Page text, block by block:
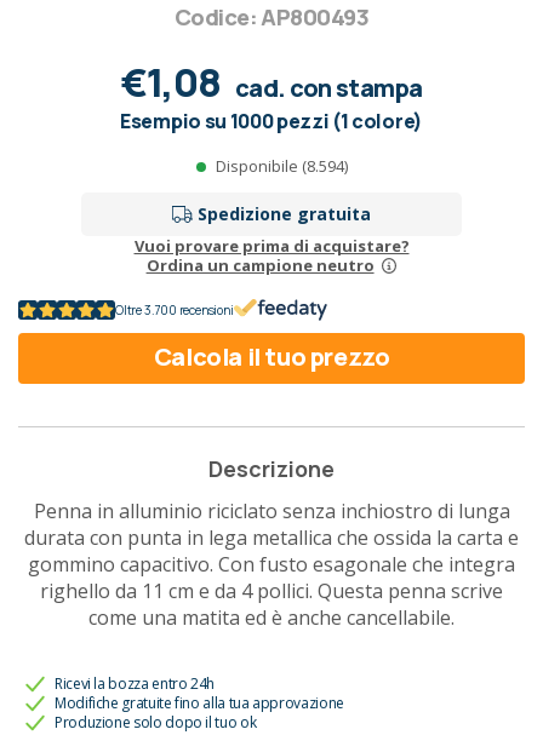
Codice: AP800493
€1,08 cad. con stampa
Esempio su 1000 pezzi (1 colore)
Disponibile (8.594)
Spedizione gratuita
Vuoi provare prima di acquistare?
Ordina un campione neutro
Oltre 3.700 recensioni
Calcola il tuo prezzo
Descrizione
Penna in alluminio riciclato senza inchiostro di lunga
durata con punta in lega metallica che ossida la carta e
gommino capacitivo. Con fusto esagonale che integra
righello da 11 cm e da 4 pollici. Questa penna scrive
come una matita ed è anche cancellabile.
Ricevi la bozza entro 24h
Modifiche gratuite fino alla tua approvazione
Produzione solo dopo il tuo ok